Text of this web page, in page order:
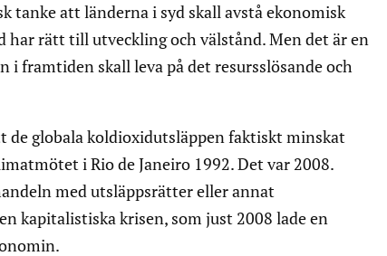
tanke att länderna i syd skall avstå ekonomisk
har rätt till utveckling och välstånd. Men det är en
framtiden skall leva på det resursslösande och
globala koldioxidutsläppen faktiskt minskat
i Rio de Janeiro 1992. Det var 2008.
med utsläppsrätter eller annat
kapitalistiska krisen, som just 2008 lade en